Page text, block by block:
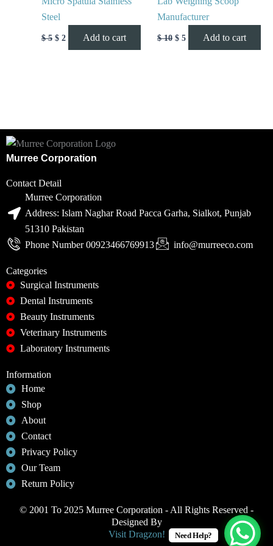
Steel
$5 $ 2 Add to cart
Manufacturer
$10 $ 5 Add to cart
Murree Corporation
Contact Detail
Murree Corporation
Address: Islam Naghar Road Pacca Garha, Sialkot, Punjab
51310 Pakistan
Phone Number 00923466769913
info@murreeco.com
Categories
Surgical Instruments
Dental Instruments
Beauty Instruments
Veterinary Instruments
Laboratory Instruments
Information
Home
Shop
About
Contact
Privacy Policy
Our Team
Return Policy
© 2001 To 2025 Murree Corporation - All Rights Reserved -
Designed By
Visit Dragzon!
Need Help?